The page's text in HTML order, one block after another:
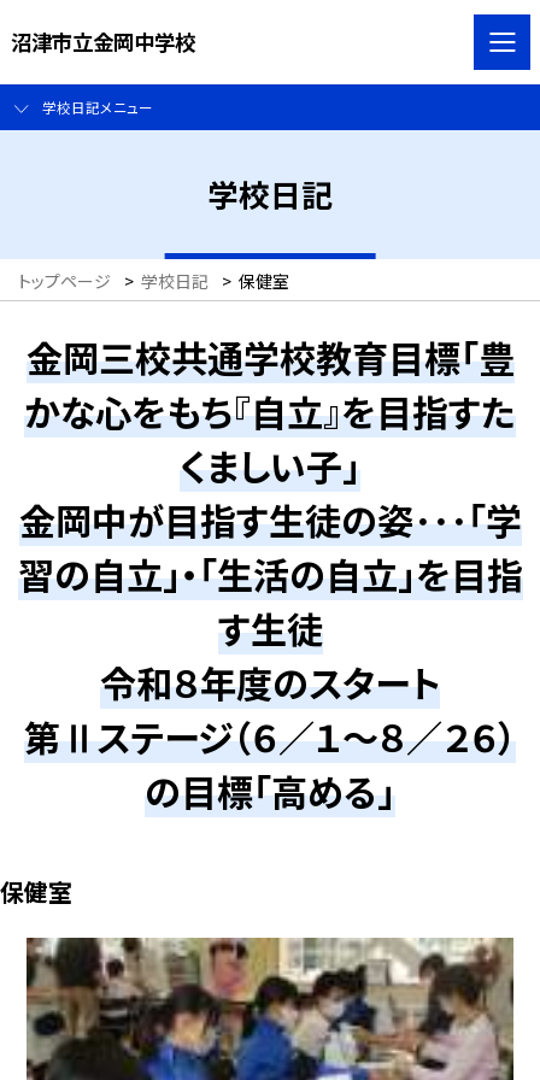
沼津市立金岡中学校
学校日記メニュー
学校日記
トップページ > 学校日記 > 保健室
金岡三校共通学校教育目標「豊
かな心をもち『自立』を目指すた
くましい子」
金岡中が目指す生徒の姿･･･「学
習の自立」・「生活の自立」を目指
す生徒
令和８年度のスタート
第Ⅱステージ（６／１～８／２６）
の目標「高める」
保健室